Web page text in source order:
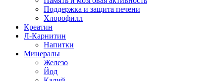
Поддержка и защита печени
Хлорофилл
Креатин
Л-Карнитин
Напитки
Минералы
Железо
Йод